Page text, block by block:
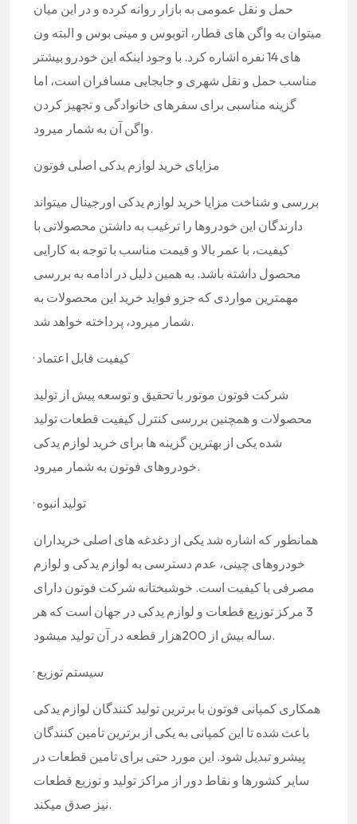
حمل و نقل عمومی به بازار روانه کرده و در این میان
میتوان به واگن های قطار، اتوبوس و مینی بوس و البته ون
های 14 نفره اشاره کرد. با وجود اینکه این خودرو بیشتر
مناسب حمل و نقل شهری و جابجایی مسافران است، اما
گزینه مناسبی برای سفرهای خانوادگی و تجهیز کردن
واگن آن به شمار میرود.
مزایای خرید لوازم یدکی اصلی فوتون
بررسی و شناخت مزایا خرید لوازم یدکی اورجینال میتواند
دارندگان این خودروها را ترغیب به داشتن محصولاتی با
کیفیت، با عمر بالا و قیمت مناسب با توجه به کارایی
محصول داشته باشد. به همین دلیل در ادامه به بررسی
مهمترین مواردی که جزو فواید خرید این محصولات به
شمار میرود، پرداخته خواهد شد.
· کیفیت قابل اعتماد
شرکت فوتون موتور با تحقیق و توسعه پیش از تولید
محصولات و همچنین بررسی کنترل کیفیت قطعات تولید
شده یکی از بهترین گزینه ها برای خرید لوازم یدکی
خودروهای فوتون به شمار میرود.
· تولید انبوه
همانطور که اشاره شد یکی از دغدغه های اصلی خریداران
خودروهای چینی، عدم دسترسی به لوازم یدکی و لوازم
مصرفی با کیفیت است. خوشبختانه شرکت فوتون دارای
3 مرکز توزیع قطعات و لوازم یدکی در جهان است که هر
ساله بیش از 200هزار قطعه در آن تولید میشود.
· سیستم توزیع
همکاری کمپانی فوتون با برترین تولید کنندگان لوازم یدکی
باعث شده تا این کمپانی به یکی از برترین تامین کنندگان
پیشرو تبدیل شود. این مورد حتی برای تامین قطعات در
سایر کشورها و نقاط دور از مراکز تولید و توزیع قطعات
نیز صدق میکند.